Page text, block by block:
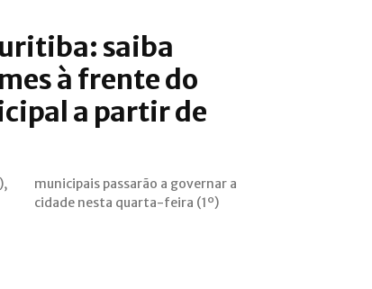
saiba
à frente do
a partir de
cidade nesta quarta-feira (1º)